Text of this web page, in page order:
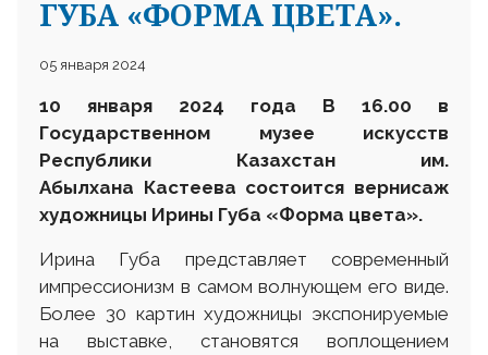
ГУБА «ФОРМА ЦВЕТА».
05 января 2024
10 января 2024 года В 16.00 в
Государственном музее искусств
Республики Казахстан им.
Абылхана Кастеева состоится вернисаж
художницы Ирины Губа «Форма цвета».
Ирина Губа представляет современный
импрессионизм в самом волнующем его виде.
Более 30 картин художницы экспонируемые
на выставке, становятся воплощением